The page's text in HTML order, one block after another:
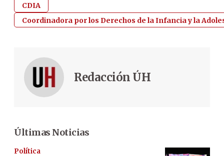
CDIA
Coordinadora por los Derechos de la Infancia y la
Redacción ÚH
Últimas Noticias
Política